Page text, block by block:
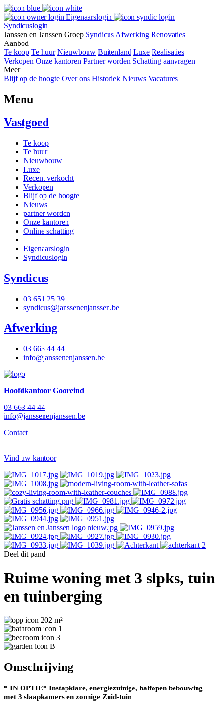
Eigenaarslogin
Syndicuslogin
Janssen en Janssen Groep Syndicus Afwerking Renovaties
Aanbod
Te koop Te huur Nieuwbouw Buitenland Luxe Realisaties
Verkopen Onze kantoren Partner worden Schatting aanvragen
Meer
Blijf op de hoogte Over ons Historiek Nieuws Vacatures
Menu
Vastgoed
Te koop
Te huur
Nieuwbouw
Luxe
Recent verkocht
Verkopen
Blijf op de hoogte
Nieuws
partner worden
Onze kantoren
Online schatting
Eigenaarslogin
Syndicuslogin
Syndicus
03 651 25 39
syndicus@janssenenjanssen.be
Afwerking
03 663 44 44
info@janssenenjanssen.be
Hoofdkantoor Gooreind
03 663 44 44
info@janssenenjanssen.be
Contact
Vind uw kantoor
Deel dit pand
Ruime woning met 3 slpks, tuin
en tuinberging
202 m²
1
3
B
Omschrijving
* IN OPTIE* Instapklare, energiezuinige, halfopen bebouwing
met 3 slaapkamers en zonnige Zuid-tuin